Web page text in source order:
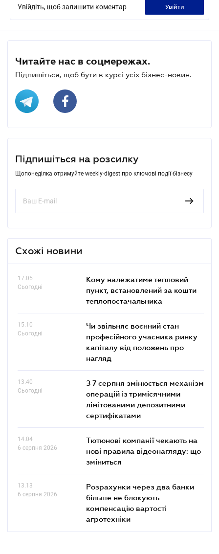
Увійдіть, щоб залишити коментар увійти
Читайте нас в соцмережах.
Підпишіться, щоб бути в курсі усіх бізнес-новин.
Підпишіться на розсилку
Щопонеділка отримуйте weekly-digest про ключові події бізнесу
Схожі новини
17.05
Сьогодні
Кому належатиме тепловий
пункт, встановлений за кошти
теплопостачальника
15.10
Сьогодні
Чи звільняє воєнний стан
професійного учасника ринку
капіталу від положень про
нагляд
13.40
Сьогодні
З 7 серпня змінюється механізм
операцій із тримісячними
лімітованими депозитними
сертифікатами
14.04
6 серпня 2026
Тютюнові компанії чекають на
нові правила відеонагляду: що
зміниться
13.13
6 серпня 2026
Розрахунки через два банки
більше не блокують
компенсацію вартості
агротехніки